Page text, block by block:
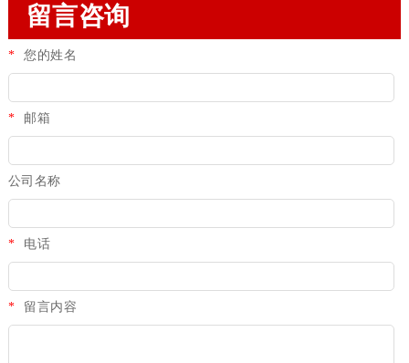
留言咨询
* 您的姓名
* 邮箱
公司名称
* 电话
* 留言内容